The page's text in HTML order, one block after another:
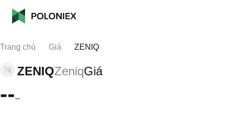
Trang chủ Giá ZENIQ
ZENIQZeniqGiá
----